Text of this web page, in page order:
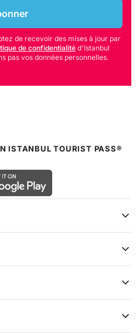
de recevoir des mises à jour par
de confidentialité d'Istanbul
pas vos données personnelles.
ISTANBUL TOURIST PASS®